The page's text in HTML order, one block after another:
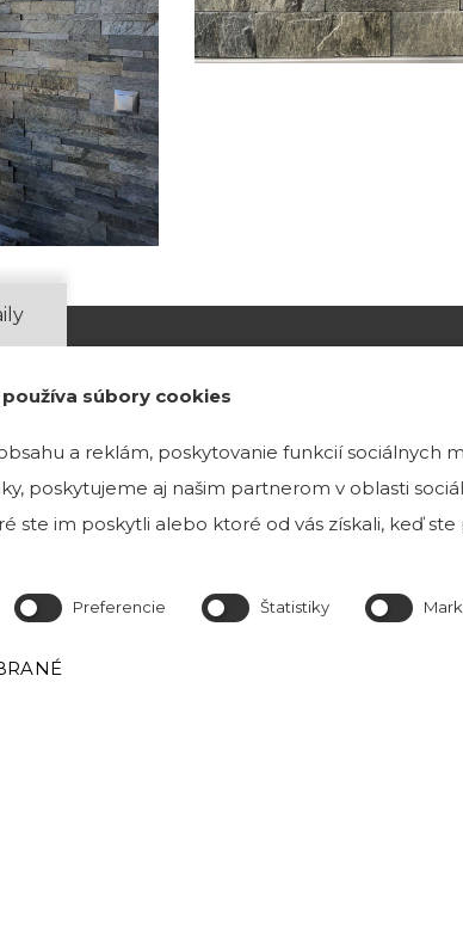
súbory cookies
a reklám, poskytovanie funkcií sociálnych
poskytujeme aj našim partnerom v oblasti
ste im poskytli alebo ktoré od vás získali, keď ste
Preferencie Štatistiky